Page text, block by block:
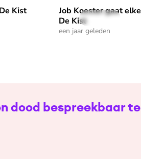
Kist
| De Kist" af
39 sec
Job Koester gaat
De Kist
een jaar geleden
Speel "Job Koester
dood bespreekbaar